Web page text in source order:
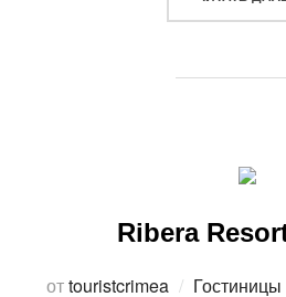
Ribera
отtouristcrimea Гостиницы